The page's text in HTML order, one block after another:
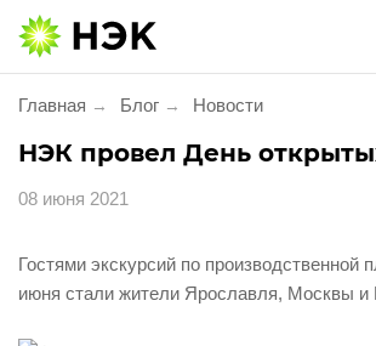
Национальная
Услуги
Утилизация и
Экологическое
Главная → Блог → Новости
НЭК провел День
08 июня 2021
Гостями экскурсий по
июня стали жители Ярославля, Москвы и